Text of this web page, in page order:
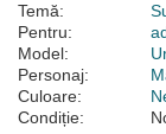
Temă:
Pentru:
Model:
Personaj:
Culoare:
Condiție: